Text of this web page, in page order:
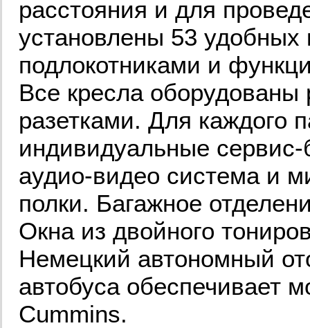
расстояния и для
установлены 53 удобных
подлокотниками и
Все кресла
разетками. Для каждого
индивидуальные
аудио-видео система и
полки. Багажное
Окна из двойного
Немецкий автономный
автобуса обеспечивает
Cummins.